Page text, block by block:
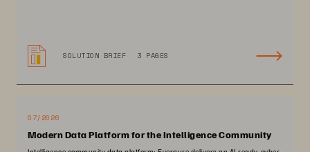
SOLUTION BRIEF 3 PAGES
07/2026
Modern Data Platform for the Intelligence Community